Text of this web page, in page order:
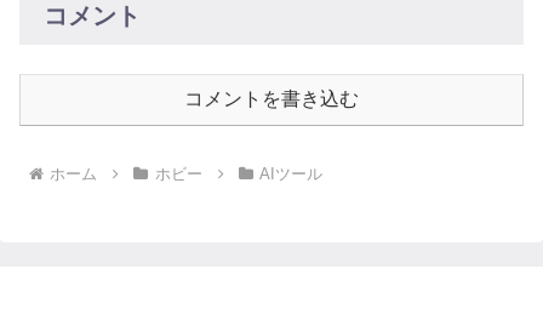
コメント
コメントを書き込む
ホーム ホビー AIツール